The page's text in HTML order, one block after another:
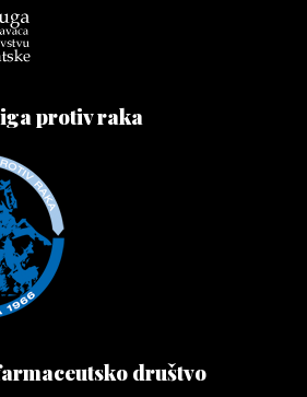
protiv raka
društvo